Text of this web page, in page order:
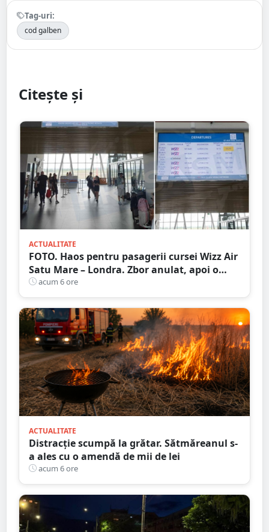
Tag-uri:
cod galben
Citește și
ACTUALITATE
FOTO. Haos pentru pasagerii cursei Wizz Air
Satu Mare – Londra. Zbor anulat, apoi o
nouă întârziere. Fără explicații clare
acum 6 ore
ACTUALITATE
Distracție scumpă la grătar. Sătmăreanul s-
a ales cu o amendă de mii de lei
acum 6 ore